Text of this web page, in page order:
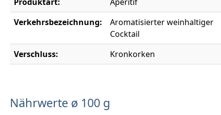
Verkehrsbezeichnung:
Aromatisierter weinhaltiger
Cocktail
Verschluss:
Kronkorken
Nährwerte ø 100 g